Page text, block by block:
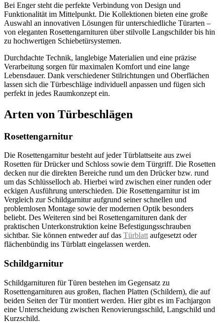
Bei Enger steht die perfekte Verbindung von Design und
Funktionalität im Mittelpunkt. Die Kollektionen bieten eine große
Auswahl an innovativen Lösungen für unterschiedliche Türarten –
von eleganten Rosettengarnituren über stilvolle Langschilder bis hin
zu hochwertigen Schiebetürsystemen.
Durchdachte Technik, langlebige Materialien und eine präzise
Verarbeitung sorgen für maximalen Komfort und eine lange
Lebensdauer. Dank verschiedener Stilrichtungen und Oberflächen
lassen sich die Türbeschläge individuell anpassen und fügen sich
perfekt in jedes Raumkonzept ein.
Arten von Türbeschlägen
Rosettengarnitur
Die Rosettengarnitur besteht auf jeder Türblattseite aus zwei
Rosetten für Drücker und Schloss sowie dem Türgriff. Die Rosetten
decken nur die direkten Bereiche rund um den Drücker bzw. rund
um das Schlüsselloch ab. Hierbei wird zwischen einer runden oder
eckigen Ausführung unterschieden. Die Rosettengarnitur ist im
Vergleich zur Schildgarnitur aufgrund seiner schnellen und
problemlosen Montage sowie der modernen Optik besonders
beliebt. Des Weiteren sind bei Rosettengarnituren dank der
praktischen Unterkonstruktion keine Befestigungsschrauben
sichtbar. Sie können entweder auf das Türblattaufgesetzt oder
flächenbündig ins Türblatt eingelassen werden.
Schildgarnitur
Schildgarnituren für Türen bestehen im Gegensatz zu
Rosettengarnituren aus großen, flachen Platten (Schildern), die auf
beiden Seiten der Tür montiert werden. Hier gibt es im Fachjargon
eine Unterscheidung zwischen Renovierungsschild, Langschild und
Kurzschild.